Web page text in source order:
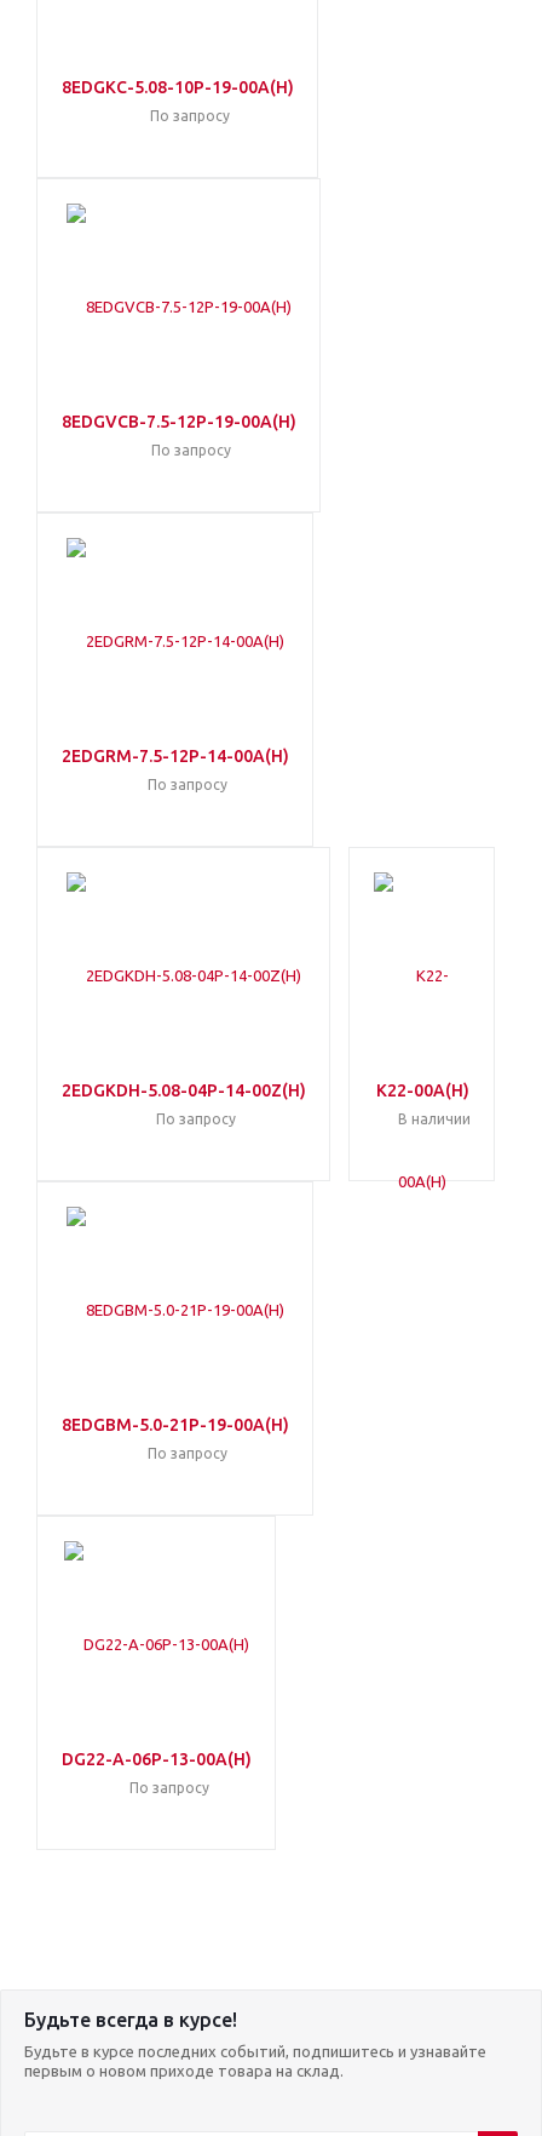
8EDGKC-5.08-10P-19-00A(H)
По запросу
8EDGVCB-7.5-12P-19-00A(H)
По запросу
2EDGRM-7.5-12P-14-00A(H)
По запросу
2EDGKDH-5.08-04P-14-00Z(H)
По запросу
K22-00A(H)
В наличии
8EDGBM-5.0-21P-19-00A(H)
По запросу
DG22-A-06P-13-00A(H)
По запросу
Будьте всегда в курсе!
Будьте в курсе последних событий, подпишитесь и узнавайте
первым о новом приходе товара на склад.